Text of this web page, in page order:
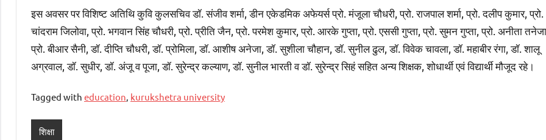
इस अवसर पर विशिष्ट अतिथि कुवि कुलसचिव डॉ. संजीव शर्मा, डीन एकेडमिक अफेयर्स प्रो. मंजूला चौधरी, प्रो. राजपाल शर्मा, प्रो. दलीप कुमार, प्रो.
चांदराम जिलोवा, प्रो. भगवान सिंह चौधरी, प्रो. प्रीति जैन, प्रो. परमेश कुमार, प्रो. आरके गुप्ता, प्रो. एससी गुप्ता, प्रो. सुमन गुप्ता, प्रो. अनीता
प्रो. बीआर सैनी, डॉ. दीप्ति चौधरी, डॉ. प्रोमिला, डॉ. आशीष अनेजा, डॉ. सुशीला चौहान, डॉ. सुनील ढुल, डॉ. विवेक चावला, डॉ. महाबीर रंगा, डॉ. शालू
अग्रवाल, डॉ. सुधीर, डॉ. अंजू व पूजा, डॉ. सुरेन्द्र कल्याण, डॉ. सुनील भारती व डॉ. सुरेन्द्र सिहं सहित अन्य शिक्षक, शोधार्थी एवं विद्यार्थी मौजूद रहे।
Tagged with education, kurukshetra university
शिक्षा